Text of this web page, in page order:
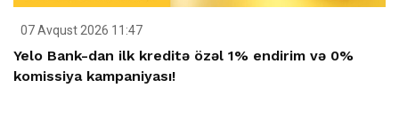
07 Avqust 2026 11:47
Yelo Bank-dan ilk kreditə özəl 1% endirim və 0%
komissiya kampaniyası!